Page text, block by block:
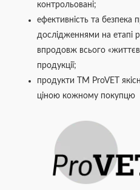
контрольовані;
ефективність та безпека
дослідженнями на етапі
впродовж всього
продукції;
продукти ТМ ProVET
ціною кожному покупцю